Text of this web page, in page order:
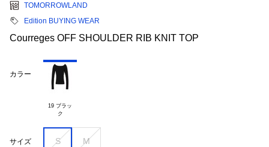
TOMORROWLAND
Edition BUYING WEAR
Courreges OFF SHOULDER RIB KNIT TOP
カラー
19 ブラッ
サイズ S M